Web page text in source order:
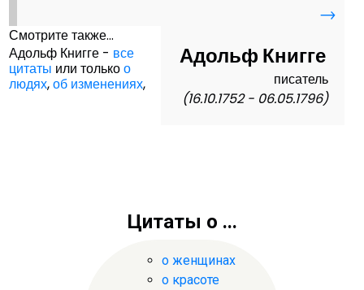
→
Адольф Книгге
писатель
(16.10.1752 - 06.05.1796)
Смотрите также...
Адольф Книгге - все
цитаты или толькоо
людях,об изменениях,
Цитаты о ...
о женщинах
о красоте